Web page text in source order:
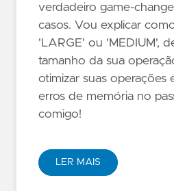
verdadeiro game-
casos. Vou explicar
'LARGE' ou 'MEDIUM',
tamanho da sua
otimizar suas operações
erros de memória no
comigo!
LER MAIS